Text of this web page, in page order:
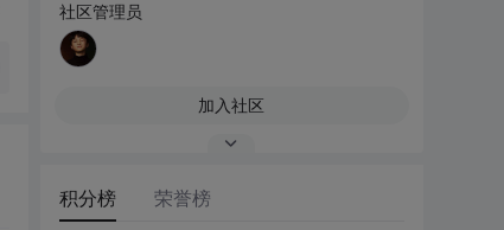
社区管理员
加入社区
积分榜 荣誉榜